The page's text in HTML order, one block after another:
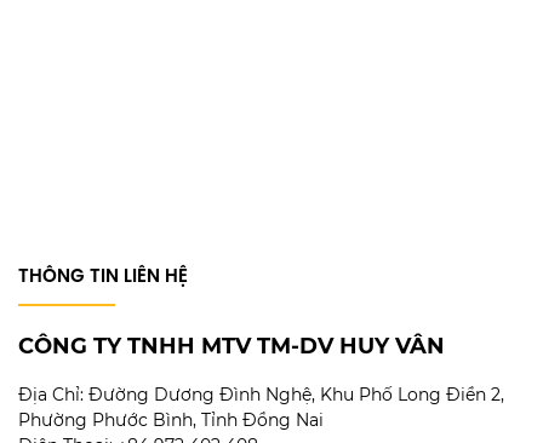
THÔNG TIN LIÊN HỆ
CÔNG TY TNHH MTV TM-DV HUY VÂN
Địa Chỉ: Đường Dương Đình Nghệ, Khu Phố Long Điền 2,
Phường Phước Bình, Tỉnh Đồng Nai